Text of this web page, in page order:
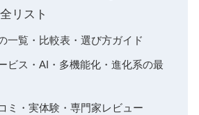
リスト
一覧・比較表・選び方ガイド
ビス・AI・多機能化・進化系の最
ミ・実体験・専門家レビュー